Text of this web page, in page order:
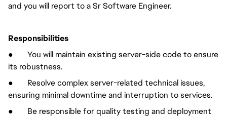
and you will report to a Sr Software Engineer.
Responsibilities
● You will maintain existing server-side code to ensure
its robustness.
● Resolve complex server-related technical issues,
ensuring minimal downtime and interruption to services.
● Be responsible for quality testing and deployment